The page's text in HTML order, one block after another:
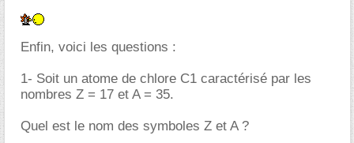
Enfin, voici les questions :
1- Soit un atome de chlore C1 caractérisé par les
nombres Z = 17 et A = 35.
Quel est le nom des symboles Z et A ?